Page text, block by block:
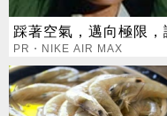
踩著空氣，邁向極限
PR・NIKE AIR MAX